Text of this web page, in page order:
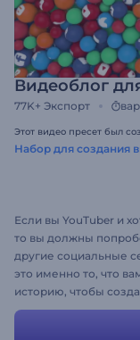
Видеоблог
77K+ Экспорт
Этот видео пресет был
Набор для создания
Если вы YouTuber и
то вы должны
другие социальные
это именно то, что
историю, чтобы
выбрав стили и